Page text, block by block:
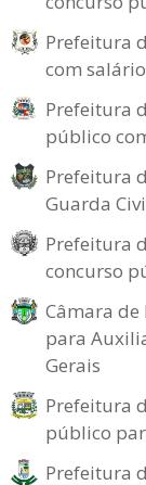
Prefeitura
com
Prefeitura
público
Prefeitura
Guarda
Prefeitura
concurso
Câmara
para
Gerais
Prefeitura
público
Prefeitura